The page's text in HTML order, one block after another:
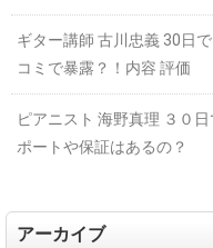
ギター講師 古川忠義 30日
コミで暴露？！内容 評価
ピアニスト 海野真理 ３０
ポートや保証はあるの？
アーカイブ